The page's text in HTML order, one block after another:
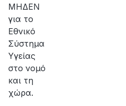
ΜΗΔΕΝ
για το
Εθνικό
Σύστημα
Υγείας
στο νομό
και τη
χώρα.